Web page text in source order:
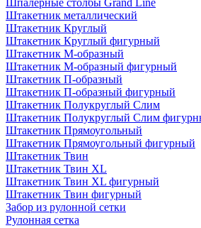
Шпалерные столбы Grand Line
Штакетник металлический
Штакетник Круглый
Штакетник Круглый фигурный
Штакетник М-образный
Штакетник М-образный фигурный
Штакетник П-образный
Штакетник П-образный фигурный
Штакетник Полукруглый Слим
Штакетник Полукруглый Слим
Штакетник Прямоугольный
Штакетник Прямоугольный фигурный
Штакетник Твин
Штакетник Твин XL
Штакетник Твин XL фигурный
Штакетник Твин фигурный
Забор из рулонной сетки
Рулонная сетка